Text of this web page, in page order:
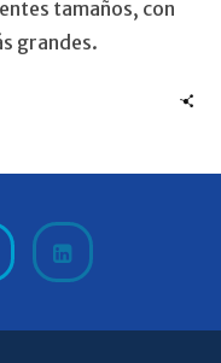
tamaños, con
grandes.